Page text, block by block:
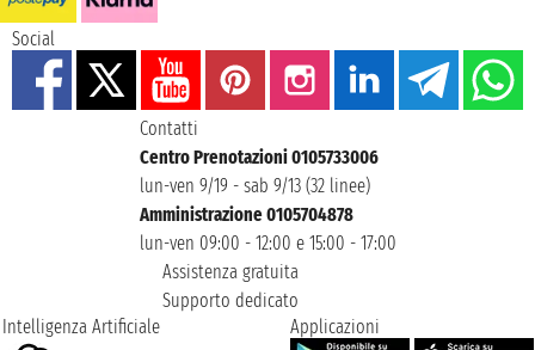
Social
Contatti
Centro Prenotazioni 0105733006
lun-ven 9/19 - sab 9/13 (32 linee)
Amministrazione 0105704878
lun-ven 09:00 - 12:00 e 15:00 - 17:00
Assistenza gratuita
Supporto dedicato
Intelligenza Artificiale
Applicazioni